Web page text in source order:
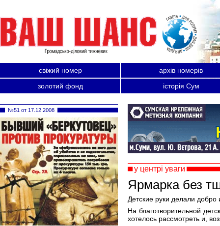
свіжий номер
архів номерів
золотий фонд
історія Сум
у центрі уваги
Ярмарка без
Детские руки делали
На благотворительной
хотелось рассмотреть и,
№51 от 17.12.2008